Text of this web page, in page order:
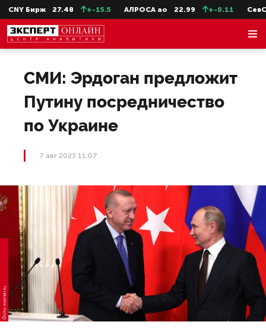
Бирж 27.48 +-15.5 АЛРОСА ао 22.99 +-0.11
СМИ: Эрдоган предложит
Путину посредничество
по Украине
7 авг 2023 11:07
Фото: kremlin.ru